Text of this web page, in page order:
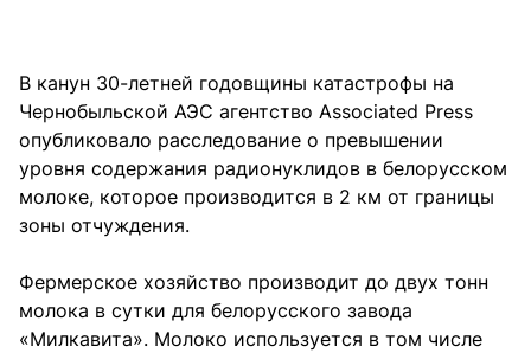
В канун 30-летней годовщины катастрофы на
Чернобыльской АЭС агентство Associated Press
опубликовало расследование о превышении
уровня содержания радионуклидов в белорусском
молоке, которое производится в 2 км от границы
зоны отчуждения.
Фермерское хозяйство производит до двух тонн
молока в сутки для белорусского завода
«Милкавита». Молоко используется в том числе